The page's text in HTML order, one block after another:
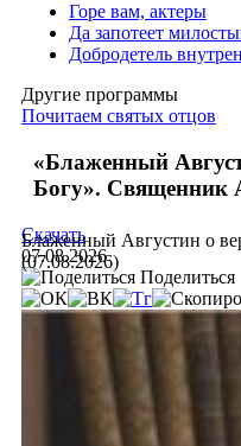
Горе вам, актеры
Да запотеет
Добродетель
Другие программы
Почитаем святых отцов
«Блаженный
Богу». Священник
Блаженный Августин о
(07.08.2026)
Скачать
07.08.2026
Поделиться